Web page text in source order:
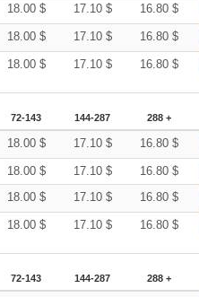
18.00 $ 17.10 $ 16.80 $
18.00 $ 17.10 $ 16.80 $
18.00 $ 17.10 $ 16.80 $
72-143 144-287 288 +
18.00 $ 17.10 $ 16.80 $
18.00 $ 17.10 $ 16.80 $
18.00 $ 17.10 $ 16.80 $
18.00 $ 17.10 $ 16.80 $
72-143 144-287 288 +